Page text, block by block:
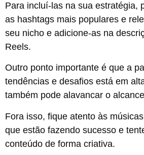
Para incluí-las na sua estratégia,
as hashtags mais populares e
seu nicho e adicione-as na
Reels.
Outro ponto importante é que a
tendências e desafios está em
também pode alavancar o
Fora isso, fique atento às
que estão fazendo sucesso e
conteúdo de forma criativa.